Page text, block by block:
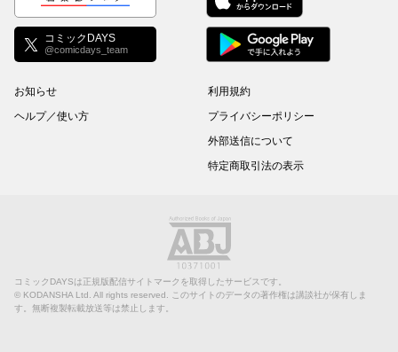
コミックDAYS
@comicdays_team
お知らせ
ヘルプ／使い方
利用規約
プライバシーポリシー
外部送信について
特定商取引法の表示
コミックDAYSは正規版配信サイトマークを取得したサービスです。
© KODANSHA Ltd. All rights reserved. このサイトのデータの著作権は講談社が保有しま
す。無断複製転載放送等は禁止します。